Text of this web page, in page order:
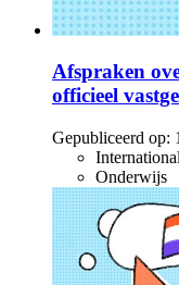
Afspraken
officieel
Gepubliceerd op:
Onderwijs